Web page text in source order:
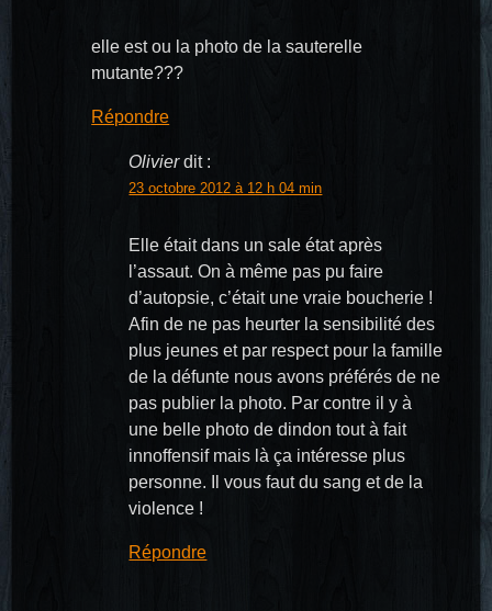
elle est ou la photo de la sauterelle
mutante???
Répondre
Olivier dit :
23 octobre 2012 à 12 h 04 min
Elle était dans un sale état après
l’assaut. On à même pas pu faire
d’autopsie, c’était une vraie boucherie !
Afin de ne pas heurter la sensibilité des
plus jeunes et par respect pour la famille
de la défunte nous avons préférés de ne
pas publier la photo. Par contre il y à
une belle photo de dindon tout à fait
innoffensif mais là ça intéresse plus
personne. Il vous faut du sang et de la
violence !
Répondre